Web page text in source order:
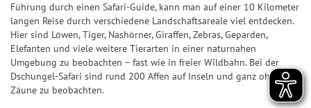
k
s
S
p
ir
e
h
l
e
n
GO!
p
i
e
l
7
s
-
T
i
p
a
h
l
e
n
&
G
e
w
i
n
Führung durch einen Safari-Guide, kann man auf einer 10 Kilometer
langen Reise durch verschiedene Landschaftsareale viel entdecken.
Hier sind Löwen, Tiger, Nashörner, Giraffen, Zebras, Geparden,
Elefanten und viele weitere Tierarten in einer naturnahen
Umgebung zu beobachten – fast wie in freier Wildbahn. Bei der
Dschungel-Safari sind rund 200 Affen auf Inseln und ganz ohne
Zäune zu beobachten.